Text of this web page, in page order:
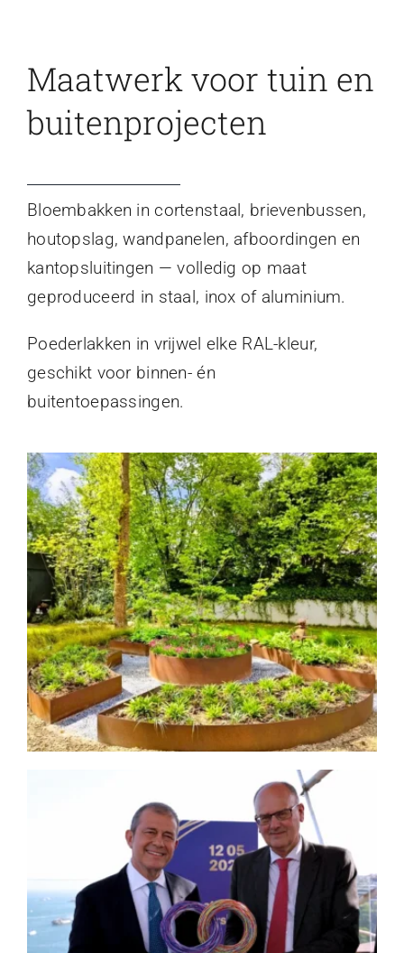
Maatwerk voor tuin en
buitenprojecten
Bloembakken in cortenstaal, brievenbussen,
houtopslag, wandpanelen, afboordingen en
kantopsluitingen — volledig op maat
geproduceerd in staal, inox of aluminium.
Poederlakken in vrijwel elke RAL-kleur,
geschikt voor binnen- én
buitentoepassingen.